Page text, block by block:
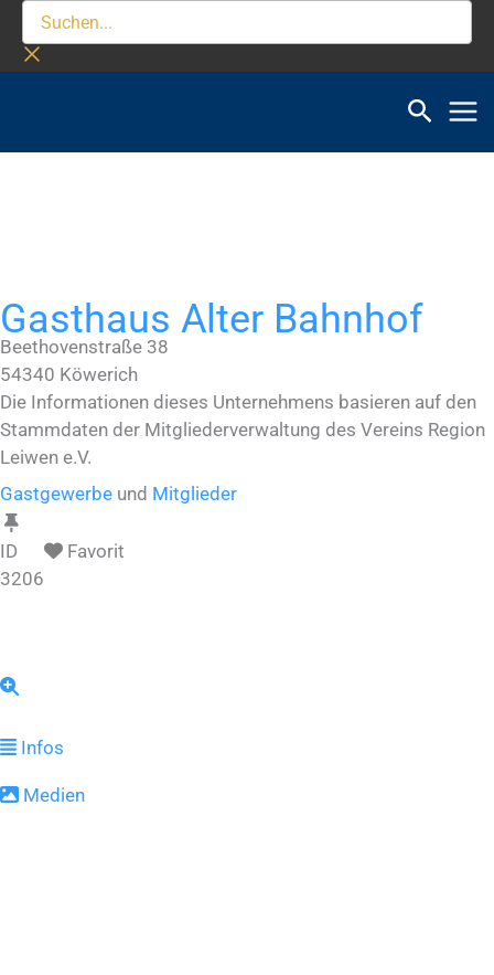
Inhalt
springen
Gasthaus Alter Bahnhof
Beethovenstraße 38
54340 Köwerich
Die Informationen dieses Unternehmens basieren auf den
Stammdaten der Mitgliederverwaltung des Vereins Region
Leiwen e.V.
Gastgewerbe und Mitglieder
ID
3206
Favorit
Infos
Medien